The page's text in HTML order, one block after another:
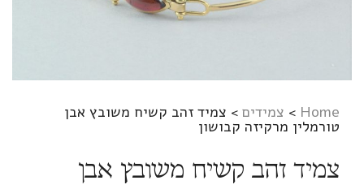
Home
> צמידים > צמיד זהב קשיח משובץ אבן
טורמלין מרקיזה קבושון
צמיד זהב קשיח משובץ אבן